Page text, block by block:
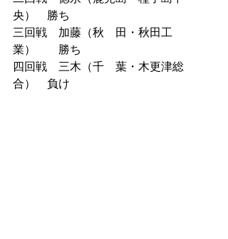
央）　勝ち
三回戦　加藤（秋　田・秋田工
業）　　勝ち
四回戦　三木（千　葉・木更津総
合）　負け